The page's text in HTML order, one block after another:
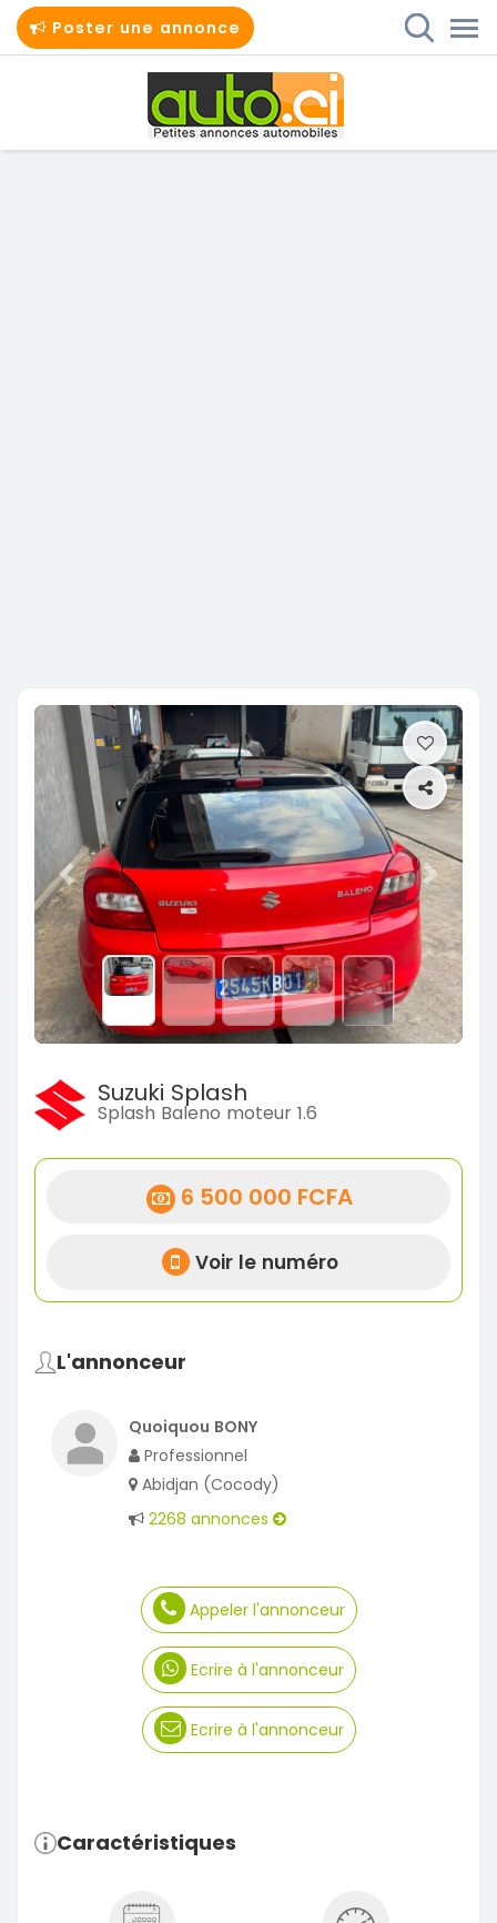
Poster une annonce
Previous Next
Suzuki Splash
Splash Baleno moteur 1.6
6 500 000 FCFA
Voir le numéro
L'annonceur
Quoiquou BONY
Professionnel
Abidjan (Cocody)
2268 annonces
Appeler l'annonceur
Ecrire à l'annonceur
Ecrire à l'annonceur
Caractéristiques